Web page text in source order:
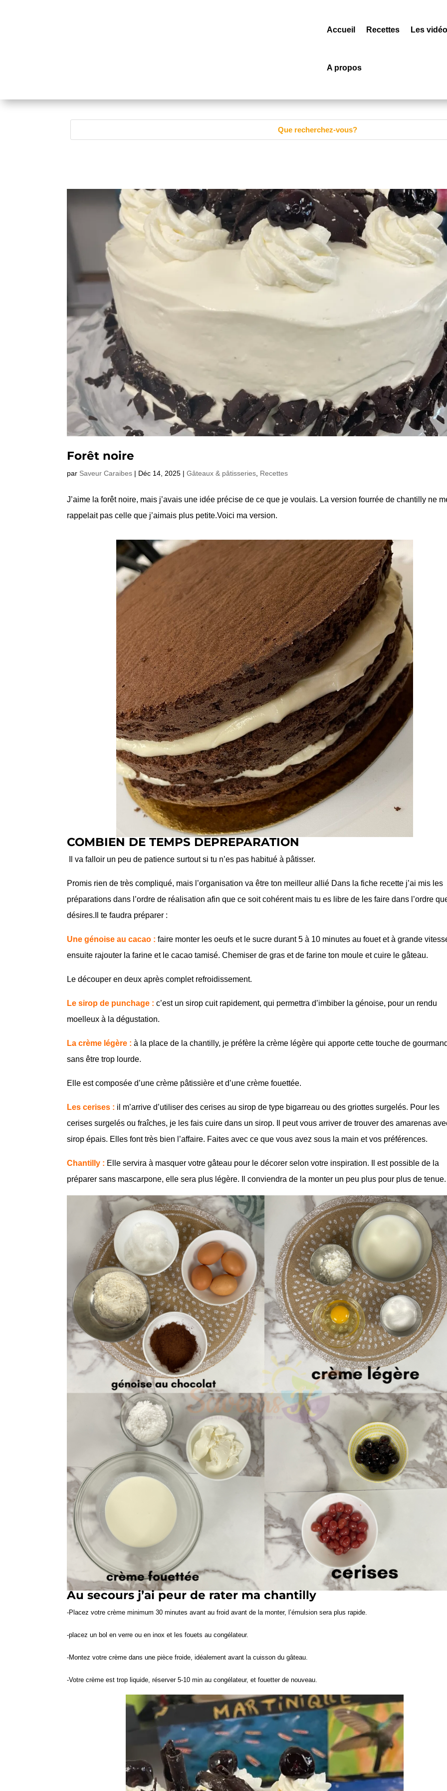
Accueil Recettes Les
A propos
Forêt noire
par Saveur Caraibes | Déc 14, 2025 |Gâteaux & pâtisseries Recettes
J’aime la forêt noire, mais j’avais une idée précise de ce que je voulais. La version fourrée de chantilly ne
rappelait pas celle que j’aimais plus petite.Voici ma version.
COMBIEN DE TEMPS DEPREPARATION
Il va falloir un peu de patience surtout si tu n’es pas habitué à pâtisser.
Promis rien de très compliqué, mais l’organisation va être ton meilleur allié Dans la fiche recette j’ai mis les
préparations dans l’ordre de réalisation afin que ce soit cohérent mais tu es libre de les faire dans l’ordre
désires.Il te faudra préparer :
Une génoise au cacao : faire monter les oeufs et le sucre durant 5 à 10 minutes au fouet et à grande
ensuite rajouter la farine et le cacao tamisé. Chemiser de gras et de farine ton moule et cuire le gâteau.
Le découper en deux après complet refroidissement.
Le sirop de punchage : c’est un sirop cuit rapidement, qui permettra d’imbiber la génoise, pour un rendu
moelleux à la dégustation.
La crème légère :à la place de la chantilly, je préfère la crème légère qui apporte cette touche de
sans être trop lourde.
Elle est composée d’une crème pâtissière et d’une crème fouettée.
Les cerises : il m’arrive d’utiliser des cerises au sirop de type bigarreau ou des griottes surgelés. Pour les
cerises surgelés ou fraîches, je les fais cuire dans un sirop. Il peut vous arriver de trouver des amarenas
sirop épais. Elles font très bien l’affaire. Faites avec ce que vous avez sous la main et vos préférences.
Chantilly : Elle servira à masquer votre gâteau pour le décorer selon votre inspiration. Il est possible de la
préparer sans mascarpone, elle sera plus légère. Il conviendra de la monter un peu plus pour plus de tenue.
Au secours j’ai peur de rater ma chantilly
-Placez votre crème minimum 30 minutes avant au froid avant de la monter, l’émulsion sera plus rapide.
-placez un bol en verre ou en inox et les fouets au congélateur.
-Montez votre crème dans une pièce froide, idéalement avant la cuisson du gâteau.
-Votre crème est trop liquide, réserver 5-10 min au congélateur, et fouetter de nouveau.